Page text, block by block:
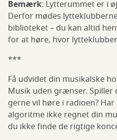
Bemærk: Lytterummet er i
Derfor mødes
biblioteket – du kan altid
for at høre, hvor
***
Få udvidet din musikalske
Musik uden grænser. Spiller
gerne vil høre i radioen?
algoritme ikke regnet din
du ikke finde de rigtige